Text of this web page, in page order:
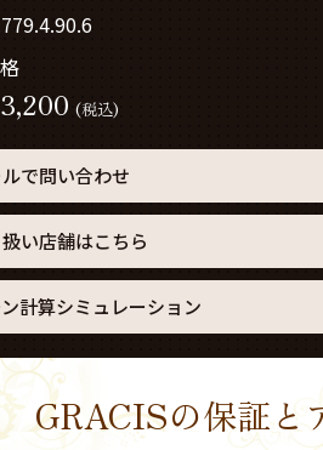
(税込)
で問い合わせ
い店舗はこちら
計算シミュレーション
GRACISの保証と